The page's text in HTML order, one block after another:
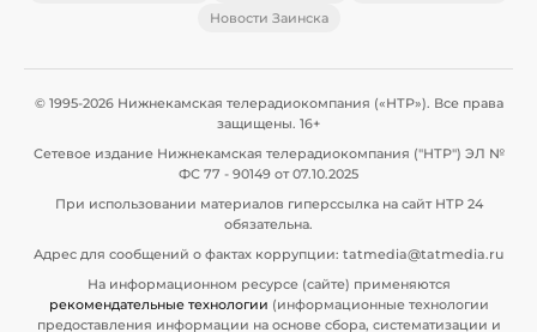
Новости Заинска
© 1995-2026 Нижнекамская телерадиокомпания («НТР»). Все права
защищены. 16+
Сетевое издание Нижнекамская телерадиокомпания ("НТР") ЭЛ №
ФС 77 - 90149 от 07.10.2025
При использовании материалов гиперссылка на сайт НТР 24
обязательна.
Адрес для сообщений о фактах коррупции: tatmedia@tatmedia.ru
На информационном ресурсе (сайте) применяются
рекомендательные технологии (информационные технологии
предоставления информации на основе сбора, систематизации и